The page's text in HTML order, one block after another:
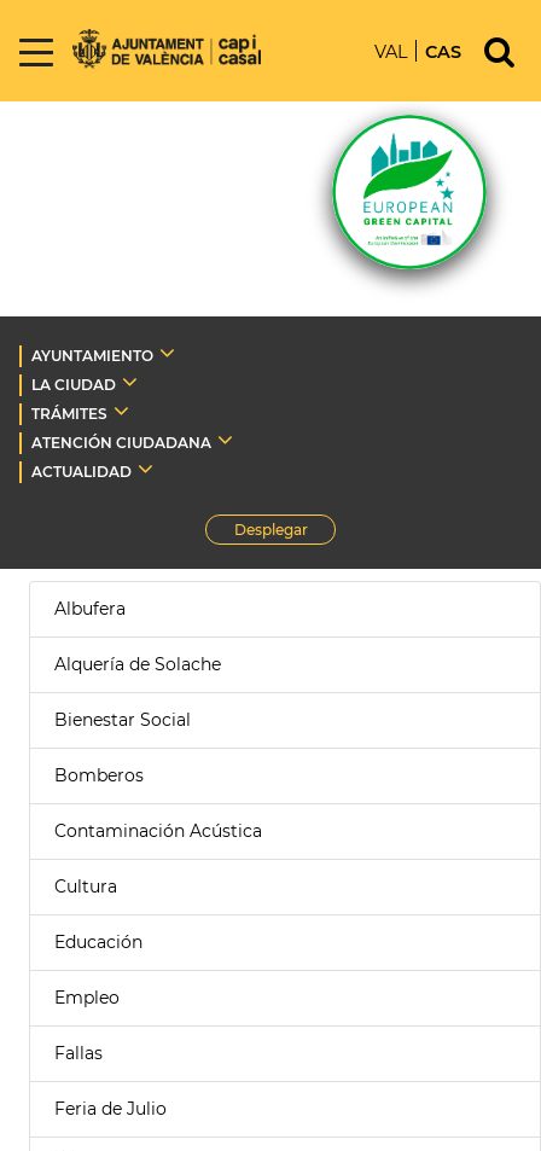
VAL CAS
AYUNTAMIENTO
LA CIUDAD
TRÁMITES
ATENCIÓN CIUDADANA
ACTUALIDAD
Desplegar
Albufera
Alquería de Solache
Bienestar Social
Bomberos
Contaminación Acústica
Cultura
Educación
Empleo
Fallas
Feria de Julio